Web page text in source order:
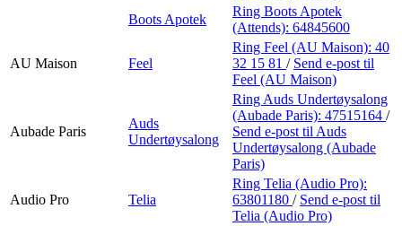
Boots Apotek
Ring Boots Apotek
(Attends): 64845600
AU Maison Feel
Ring Feel (AU Maison): 40
32 15 81 / Send e-post til
Feel (AU Maison)
Aubade Paris
Auds
Undertøysalong
Ring Auds Undertøysalong
(Aubade Paris): 47515164 /
Send e-post til Auds
Undertøysalong (Aubade
Paris)
Audio Pro Telia
Ring Telia (Audio Pro):
63801180 / Send e-post til
Telia (Audio Pro)